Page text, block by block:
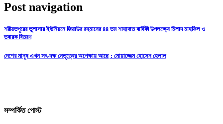
Post navigation
শরীয়তপুরের তুলাসার ইউনিয়নে জিয়াউর রহমানের ৪৪ তম শাহাদাত বার্ষিকী উপলক্ষ্যে মিলাদ মাহফিল ও
তবারক বিতরণ
দেশের মানুষ এখন সৎ-দক্ষ নেতৃত্বের অপেক্ষায় আছে : মোয়াজ্জেম হোসেন হেলাল
সম্পর্কিত পোস্ট